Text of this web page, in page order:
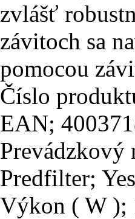
zvlášť
závitoch sa
pomocou
Číslo
EAN;
Prevádzkový
Predfilter;
Výkon ( W );